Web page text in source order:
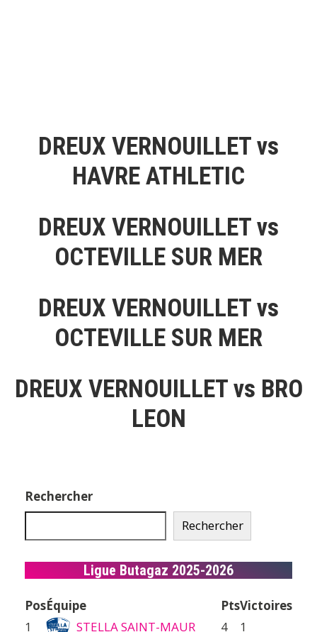
DREUX VERNOUILLET vs
HAVRE ATHLETIC
DREUX VERNOUILLET vs
OCTEVILLE SUR MER
DREUX VERNOUILLET vs
OCTEVILLE SUR MER
DREUX VERNOUILLET vs BRO
LEON
Rechercher
Rechercher
Ligue Butagaz 2025-2026
PosÉquipe PtsVictoires
1
STELLA SAINT-MAUR 4 1